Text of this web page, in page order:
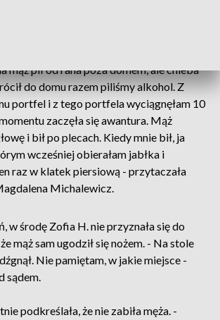
mąż pił od rana poza domem, ale chleba
do domu razem piliśmy alkohol. Z
portfel i z tego portfela wyciągnęłam 10
zaczęła się awantura. Mąż
i bił po plecach. Kiedy mnie bił, ja
wcześniej obierałam jabłka i
raz w klatek piersiową - przytaczała
Michalewicz.
w środę Zofia H. nie przyznała się do
mąż sam ugodził się nożem. - Na stole
Nie pamiętam, w jakie miejsce -
sądem.
podkreślała, że nie zabiła męża. -